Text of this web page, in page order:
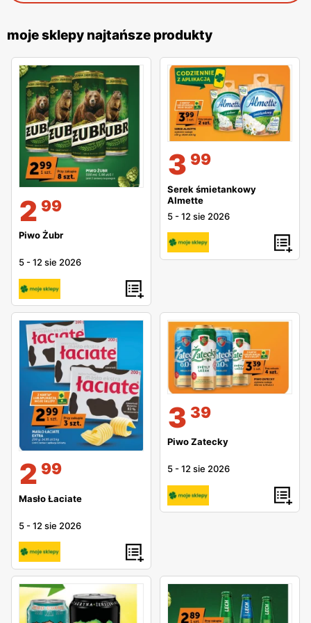
moje sklepy najtańsze produkty
2 99
Piwo Żubr
5 -12 sie 2026
3 99
Serek śmietankowy
Almette
5 -12 sie 2026
2 99
Masło Łaciate
5 -12 sie 2026
3 39
Piwo Zatecky
5 -12 sie 2026